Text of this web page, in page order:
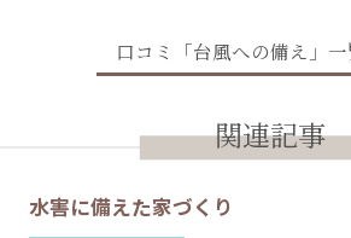
口コミ「台風への備え」
関連記事
水害に備えた家づくり